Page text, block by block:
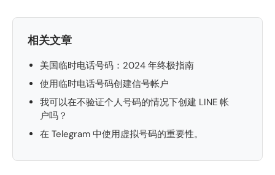
相关文章
美国临时电话号码：2024 年终极指南
使用临时电话号码创建信号帐户
我可以在不验证个人号码的情况下创建 LINE 帐
户吗？
在 Telegram 中使用虚拟号码的重要性。